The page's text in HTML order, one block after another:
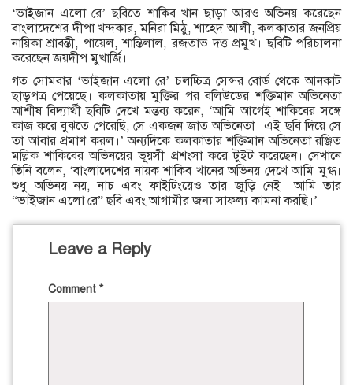
‘ভাইজান এলো রে’ ছবিতে শাকিব খান ছাড়া আরও অভিনয় করেছেন
বাংলাদেশের দীপা খন্দকার, মনিরা মিঠু, শাহেদ আলী, কলকাতার জনপ্রিয়
নায়িকা শ্রাবন্তী, পায়েল, শান্তিলাল, রজতাভ দত্ত প্রমুখ। ছবিটি পরিচালনা
করেছেন জয়দীপ মুখার্জি।
গত সোমবার ‘ভাইজান এলো রে’ চলচ্চিত্র সেন্সর বোর্ড থেকে আনকাট
ছাড়পত্র পেয়েছে। কলকাতায় মুক্তির পর বলিউডের শক্তিমান অভিনেতা
আশীষ বিদ্যার্থী ছবিটি দেখে মন্তব্য করেন, ‘আমি আগেই শাকিবের সঙ্গে
কাজ করে বুঝতে পেরেছি, সে একজন জাত অভিনেতা। এই ছবি দিয়ে সে
তা আবার প্রমাণ করল।’ অন্যদিকে কলকাতার শক্তিমান অভিনেতা রঞ্জিত
মল্লিক শাকিবের অভিনয়ের ভূয়সী প্রশংসা করে টুইট করেছেন। সেখানে
তিনি বলেন, ‘বাংলাদেশের নায়ক শাকিব খানের অভিনয় দেখে আমি মুগ্ধ।
শুধু অভিনয় নয়, নাচ এবং ফাইটিংয়েও তার জুড়ি নেই। আমি তার
“ভাইজান এলো রে” ছবি এবং আগামীর জন্য সাফল্য কামনা করছি।’
Leave a Reply
Comment *